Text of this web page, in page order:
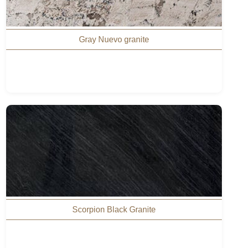
Gray Nuevo granite
Scorpion Black Granite